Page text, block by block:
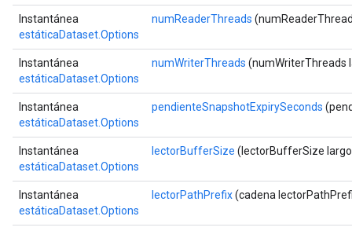
Instantánea
estáticaDataset.Options
numReaderThreads
Instantánea
estáticaDataset.Options
numWriterThreads (numWriterThreads
Instantánea
estáticaDataset.Options
pendienteSnapshotExpirySeconds
Instantánea
estáticaDataset.Options
lectorBufferSize (lectorBufferSize
Instantánea
estáticaDataset.Options
lectorPathPrefix(cadena